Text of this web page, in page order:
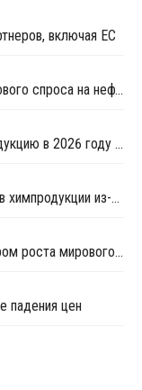
включая ЕС
МЭА чуть понизило прогноз падения мирового спроса на нефть в 2026 году
Мировой спрос на нефтехимическую продукцию в 2026 году может снизиться на 25%
USD12 млрд достигли потери владельцев химпродукции из-за сбоев в мировых постаках
Нефтехимия останется ключевым фактором роста мирового спроса на нефть до 2050 года
падения цен